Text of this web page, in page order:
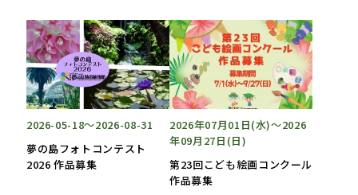
2026-05-18～2026-08-31
夢の島フォトコンテスト
2026 作品募集
2026年07月01日(水)〜2026
年09月27日(日)
第23回こども絵画コンクール
作品募集